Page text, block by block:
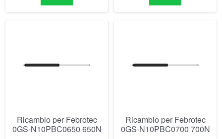
Ricambio per Febrotec
0GS-N10PBC0650 650N
Ricambio per Febrotec
0GS-N10PBC0700 700N